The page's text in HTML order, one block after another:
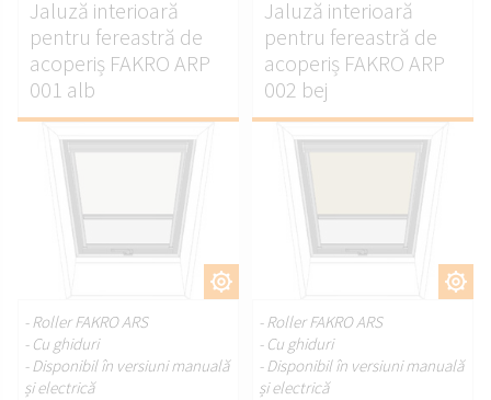
Jaluză interioară
pentru fereastră de
acoperiș FAKRO ARP
001 alb
- Roller FAKRO ARS
- Cu ghiduri
- Disponibil în versiuni manuală
și electrică
Jaluză interioară
pentru fereastră de
acoperiș FAKRO ARP
002 bej
- Roller FAKRO ARS
- Cu ghiduri
- Disponibil în versiuni manuală
și electrică